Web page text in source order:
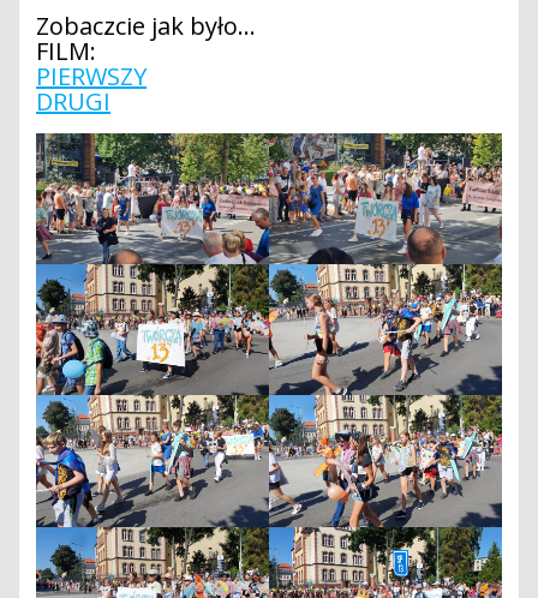
Zobaczcie jak było…
FILM:
PIERWSZY
DRUGI